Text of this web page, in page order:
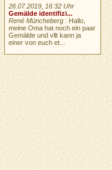
26.07.2019, 16:32 Uhr
Gemälde identifizi...
René Müncheberg : Hallo,
meine Oma hat noch ein paar
Gemälde und vllt kann ja
einer von euch et...